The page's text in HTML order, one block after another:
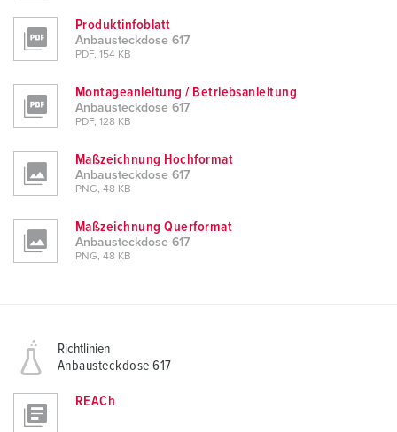
Produktinfoblatt
Anbausteckdose 617
PDF, 154 KB
Montageanleitung / Betriebsanleitung
Anbausteckdose 617
PDF, 128 KB
Maßzeichnung Hochformat
Anbausteckdose 617
PNG, 48 KB
Maßzeichnung Querformat
Anbausteckdose 617
PNG, 48 KB
Richtlinien
Anbausteckdose 617
REACh